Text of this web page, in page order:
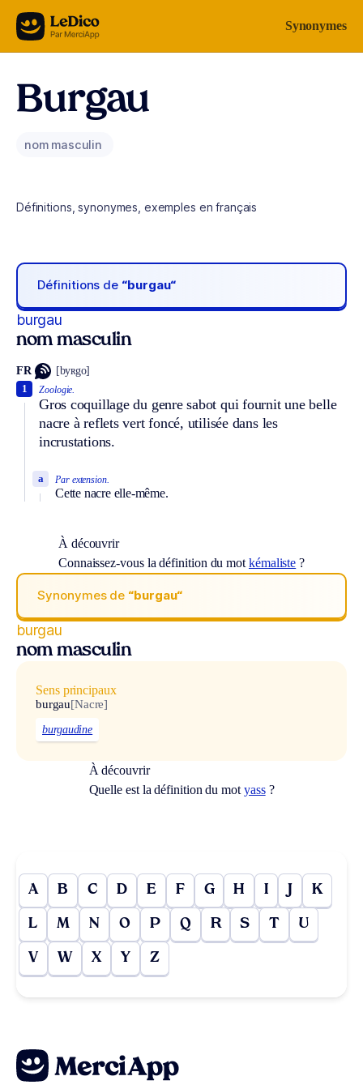
Aller au contenu Synonymes
Burgau
nom masculin
Définitions, synonymes, exemples en français
Définitions de “burgau“
burgau
nom masculin
FR [byʀgo]
Zoologie.
Gros coquillage du genre sabot qui fournit une belle
nacre à reflets vert foncé, utilisée dans les
incrustations.
1
Par extension.
Cette nacre elle-même.
a
À découvrir
Connaissez-vous la définition du mot kémaliste ?
Synonymes de “burgau“
burgau
nom masculin
Sens principaux
burgau[Nacre]
burgaudine
À découvrir
Quelle est la définition du mot yass?
A B C D E F G H I J K
L M N O P Q R S T U
V W X Y Z